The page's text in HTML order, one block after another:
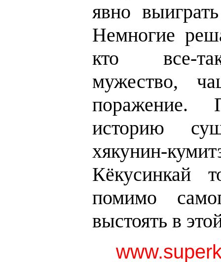
явно
Немногие
кто все-
мужество,
историю
хякунин-
Кёкусинкай
помимо
выстоять в